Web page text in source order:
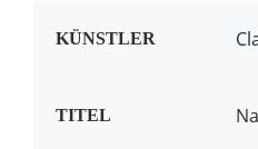
KÜNSTLER
TITEL